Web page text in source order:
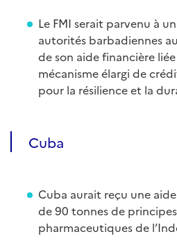
Le FMI serait parvenu à
autorités barbadiennes
de son aide financière
mécanisme élargi de
pour la résilience et la
Cuba
Cuba aurait reçu une
de 90 tonnes de
pharmaceutiques de